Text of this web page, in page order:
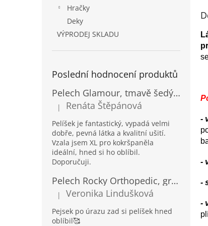
Hračky
Deky
VÝPRODEJ SKLADU
Poslední hodnocení produktů
Pelech Glamour, tmavě šedý Inari
Hodnocení produktu je 5 z 5 hvězdiček.
| Renáta Štěpánová
Pelíšek je fantastický, vypadá velmi
dobře, pevná látka a kvalitní ušití.
Vzala jsem XL pro kokršpaněla
ideální, hned si ho oblíbil.
Doporučuji.
Pelech Rocky Orthopedic, grafit
Hodnocení produktu je 5 z 5 hvězdiček.
| Veronika Lindušková
Pejsek po úrazu zad si pelíšek hned
oblíbil🥰
-
-
-
-